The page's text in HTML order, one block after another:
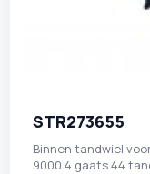
STR273655
Binnen tandwiel
9000 4 gaats 44